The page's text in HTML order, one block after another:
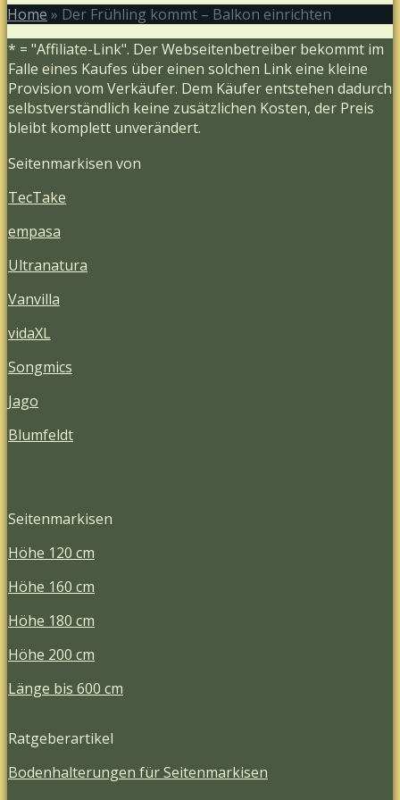
Home » Der Frühling kommt – Balkon einrichten
* = "Affiliate-Link". Der Webseitenbetreiber bekommt im
Falle eines Kaufes über einen solchen Link eine kleine
Provision vom Verkäufer. Dem Käufer entstehen dadurch
selbstverständlich keine zusätzlichen Kosten, der Preis
bleibt komplett unverändert.
Seitenmarkisen von
TecTake
empasa
Ultranatura
Vanvilla
vidaXL
Songmics
Jago
Blumfeldt
Seitenmarkisen
Höhe 120 cm
Höhe 160 cm
Höhe 180 cm
Höhe 200 cm
Länge bis 600 cm
Ratgeberartikel
Bodenhalterungen für Seitenmarkisen